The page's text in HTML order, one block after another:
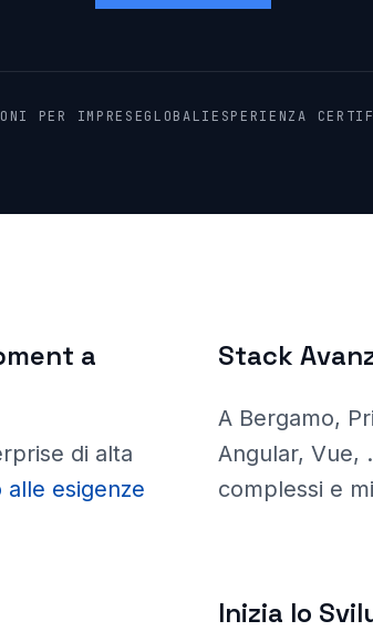
PER IMPRESEGLOBALI ESPERIENZA
a
di alta
esigenze
Stack
A Bergamo,
Angular, Vue,
complessi e
Inizia lo